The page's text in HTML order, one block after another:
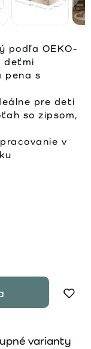
podľa OEKO-
deťmi
pena s
pre deti
so zipsom,
v
varianty